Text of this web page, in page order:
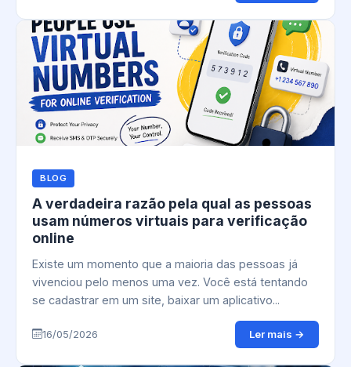
BLOG
A verdadeira razão pela qual as pessoas
usam números virtuais para verificação
online
Existe um momento que a maioria das pessoas já
vivenciou pelo menos uma vez. Você está tentando
se cadastrar em um site, baixar um aplicativo...
16/05/2026 Ler mais →